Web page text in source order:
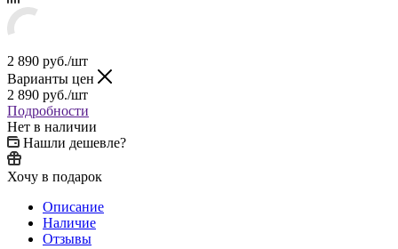
2 890 руб./шт
Варианты цен
2 890 руб./шт
Подробности
Нет в наличии
Нашли дешевле?
Хочу в подарок
Описание
Наличие
Отзывы